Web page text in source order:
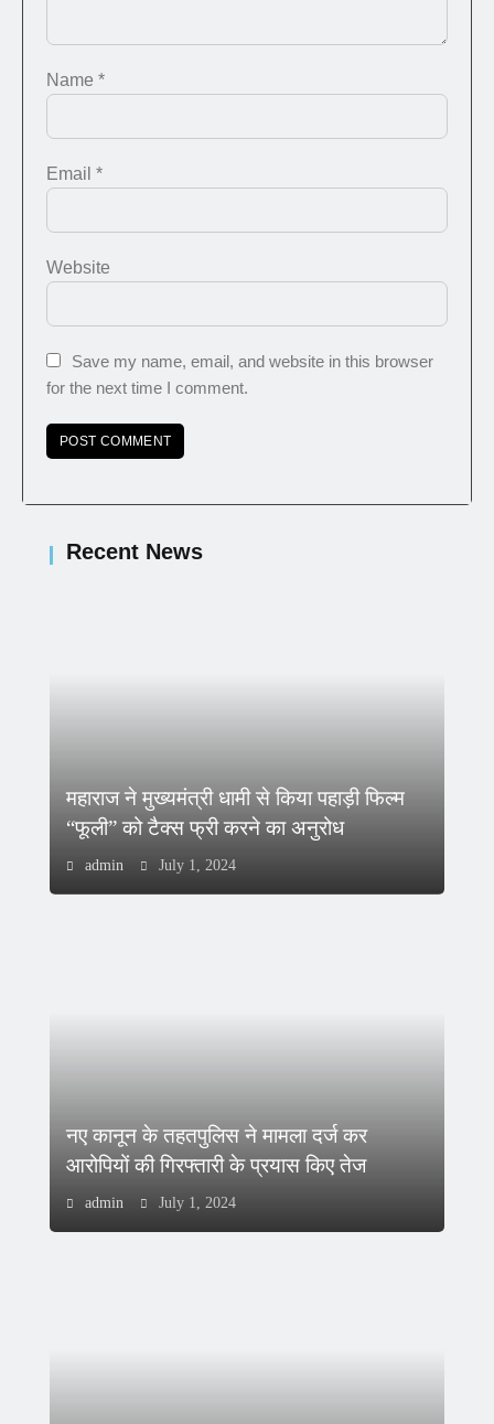
Name *
Email *
Website
Save my name, email, and website in this browser
for the next time I comment.
Recent News
महाराज ने मुख्यमंत्री धामी से किया पहाड़ी फिल्म
“फूली” को टैक्स फ्री करने का अनुरोध
admin July 1, 2024
नए कानून के तहतपुलिस ने मामला दर्ज कर
आरोपियों की गिरफ्तारी के प्रयास किए तेज
admin July 1, 2024